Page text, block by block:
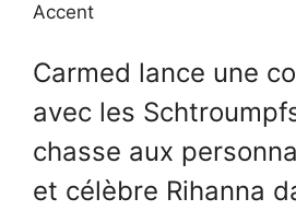
Accent
Carmed lance une
avec les
chasse aux
et célèbre Rihanna